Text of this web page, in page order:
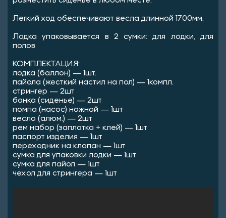
Легкий ход обеспечивают весла длинной 1700мм.
Лодка упаковывается в 2 сумки: для лодки, для
полов
КОМПЛЕКТАЦИЯ:
лодка (баллон) — 1шт.
пайола (жесткий настил на пол) — 1компл.
стрингер — 2шт
банка (сиденье) — 2шт
помпа (насос) ножной — 1шт
весло (алюм.) — 2шт
рем набор (заплатка + клей) — 1шт
паспорт изделия — 1шт
переходник на клапан — 1шт
сумка для упаковки лодки — 1шт
сумка для пайол — 1шт
чехол для стрингера — 1шт